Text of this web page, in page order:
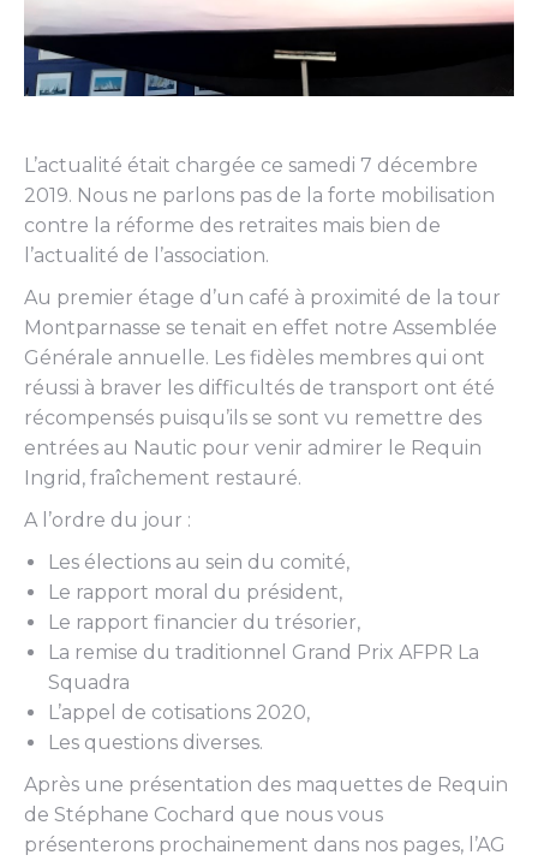
L’actualité était chargée ce samedi 7 décembre
2019. Nous ne parlons pas de la forte mobilisation
contre la réforme des retraites mais bien de
l’actualité de l’association.
Au premier étage d’un café à proximité de la tour
Montparnasse se tenait en effet notre Assemblée
Générale annuelle. Les fidèles membres qui ont
réussi à braver les difficultés de transport ont été
récompensés puisqu’ils se sont vu remettre des
entrées au Nautic pour venir admirer le Requin
Ingrid, fraîchement restauré.
A l’ordre du jour :
Les élections au sein du comité,
Le rapport moral du président,
Le rapport financier du trésorier,
La remise du traditionnel Grand Prix AFPR La
Squadra
L’appel de cotisations 2020,
Les questions diverses.
Après une présentation des maquettes de Requin
de Stéphane Cochard que nous vous
présenterons prochainement dans nos pages, l’AG